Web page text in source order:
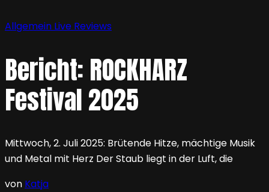
Allgemein Live Reviews
Bericht: ROCKHARZ
Festival 2025
Mittwoch, 2. Juli 2025: Brütende Hitze, mächtige Musik
und Metal mit Herz Der Staub liegt in der Luft, die
von Katja